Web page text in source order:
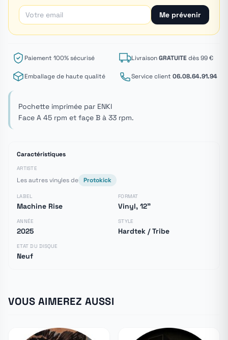
Me prévenir
Paiement 100% sécurisé LivraisonGRATUITEdès 99 €
Emballage de haute qualité Service client 06.08.64.91.94
Pochette imprimée par ENKI
Face A 45 rpm et façe B à 33 rpm.
Caractéristiques
ARTISTE
Les autres vinyles de Protokick
LABEL
Machine Rise
FORMAT
Vinyl, 12"
ANNÉE
2025
STYLE
Hardtek / Tribe
ETAT DU DISQUE
Neuf
VOUS AIMEREZ AUSSI